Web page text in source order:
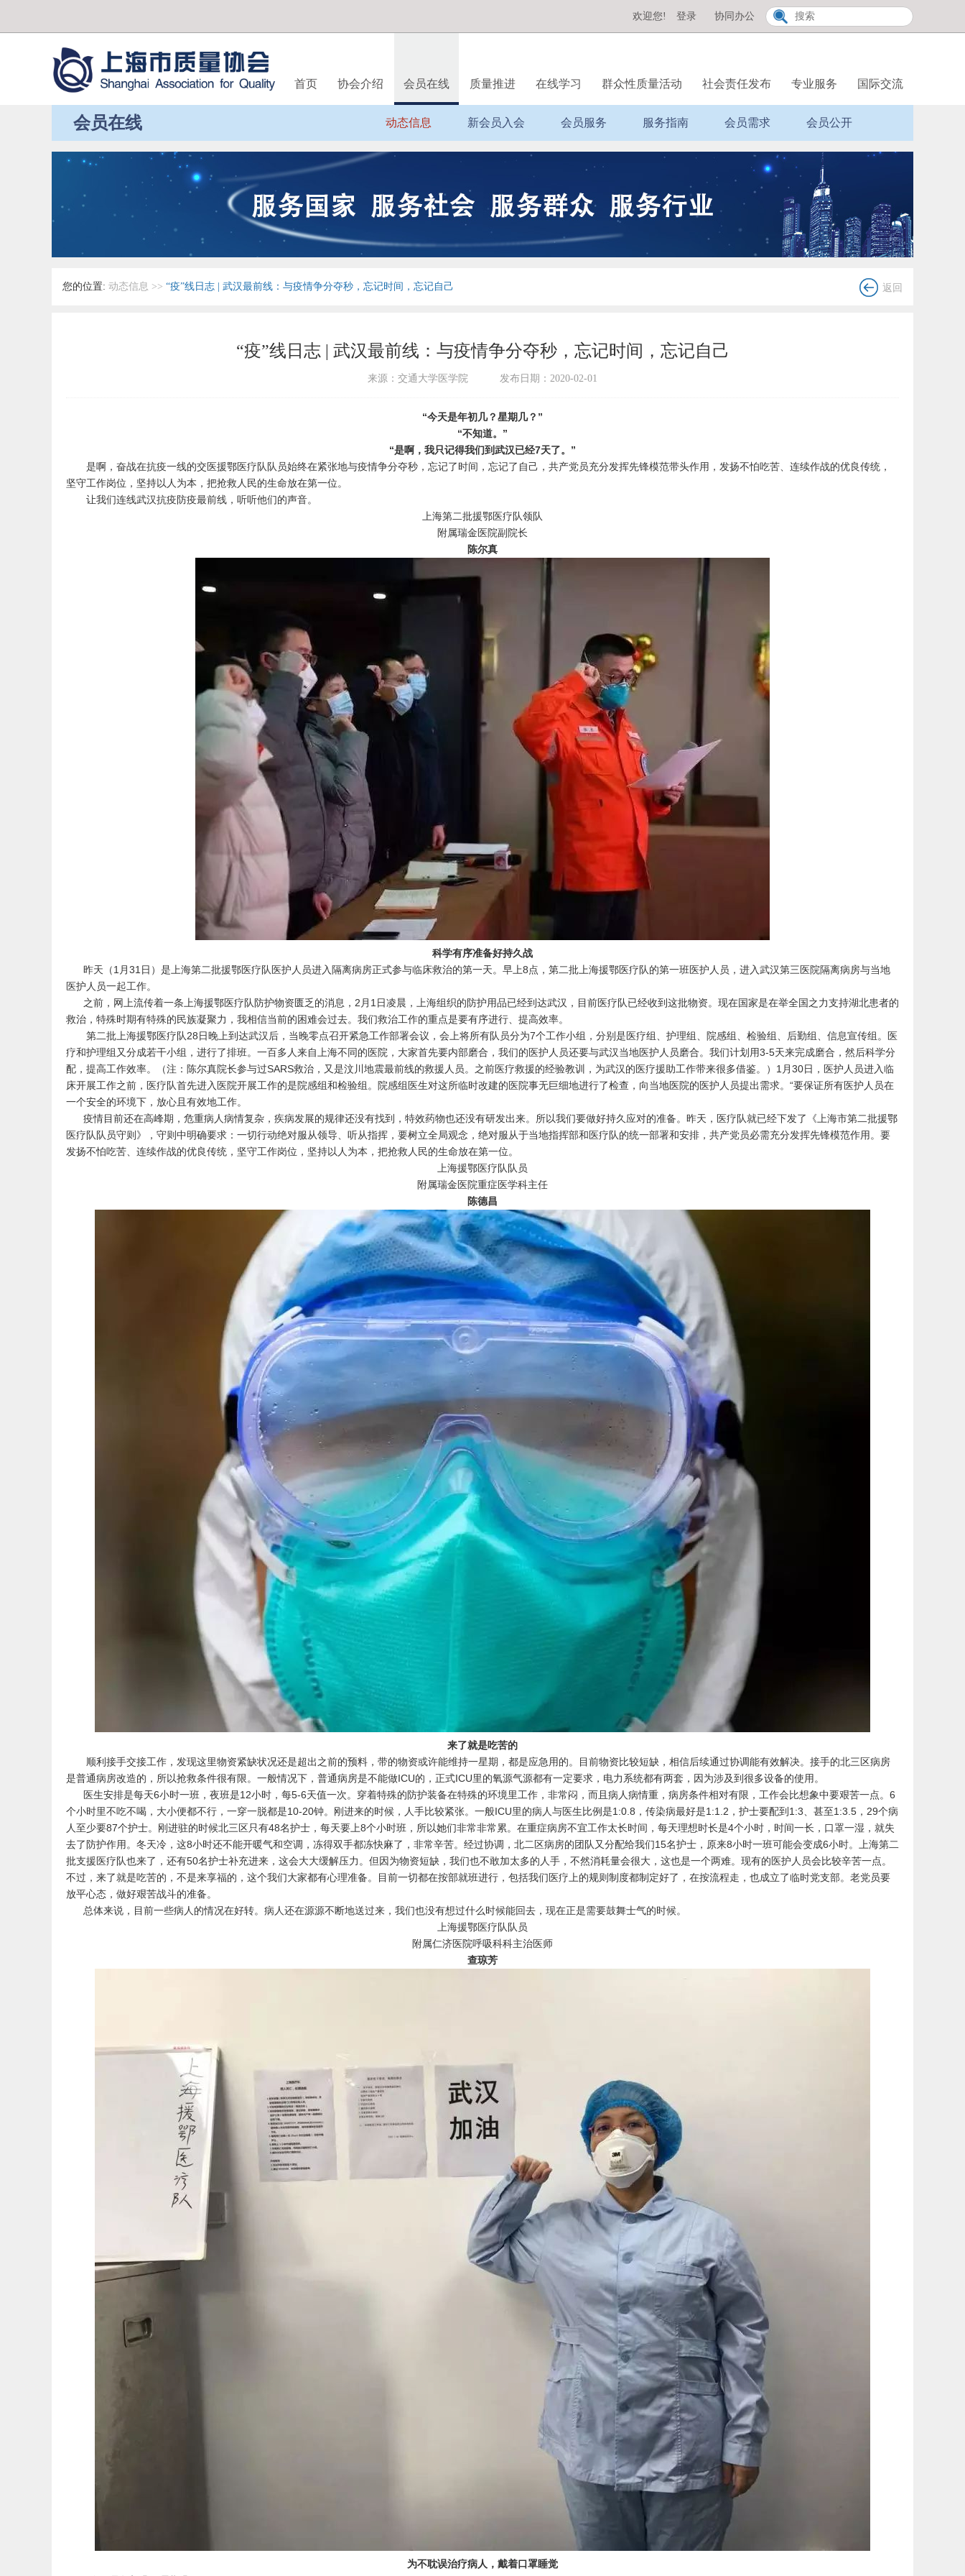
协同办公
欢迎您! 登录
首页 协会介绍 会员在线 质量推进 在线学习 群众性质量活动 社会责任发布 专业服务 国际交流
会员在线 动态信息 新会员入会 会员服务 服务指南 会员需求 会员公开
您的位置: 动态信息 >> “疫”线日志 | 武汉最前线：与疫情争分夺秒，忘记时间，忘记自己 返回
“疫”线日志 | 武汉最前线：与疫情争分夺秒，忘记时间，忘记自己
来源：交通大学医学院 发布日期：2020-02-01
“今天是年初几？星期几？”
“不知道。”
“是啊，我只记得我们到武汉已经7天了。”
是啊，奋战在抗疫一线的交医援鄂医疗队队员始终在紧张地与疫情争分夺秒，忘记了时间，忘记了自己，共产党员充分发挥先锋模范带头作用，发扬不怕吃苦、连续作战的优良传统，
坚守工作岗位，坚持以人为本，把抢救人民的生命放在第一位。
让我们连线武汉抗疫防疫最前线，听听他们的声音。
上海第二批援鄂医疗队领队
附属瑞金医院副院长
陈尔真
科学有序准备好持久战
昨天（1月31日）是上海第二批援鄂医疗队医护人员进入隔离病房正式参与临床救治的第一天。早上8点，第二批上海援鄂医疗队的第一班医护人员，进入武汉第三医院隔离病房与当地
医护人员一起工作。
之前，网上流传着一条上海援鄂医疗队防护物资匮乏的消息，2月1日凌晨，上海组织的防护用品已经到达武汉，目前医疗队已经收到这批物资。现在国家是在举全国之力支持湖北患者的
救治，特殊时期有特殊的民族凝聚力，我相信当前的困难会过去。我们救治工作的重点是要有序进行、提高效率。
第二批上海援鄂医疗队28日晚上到达武汉后，当晚零点召开紧急工作部署会议，会上将所有队员分为7个工作小组，分别是医疗组、护理组、院感组、检验组、后勤组、信息宣传组。医
疗和护理组又分成若干小组，进行了排班。一百多人来自上海不同的医院，大家首先要内部磨合，我们的医护人员还要与武汉当地医护人员磨合。我们计划用3-5天来完成磨合，然后科学分
配，提高工作效率。（注：陈尔真院长参与过SARS救治，又是汶川地震最前线的救援人员。之前医疗救援的经验教训，为武汉的医疗援助工作带来很多借鉴。）1月30日，医护人员进入临
床开展工作之前，医疗队首先进入医院开展工作的是院感组和检验组。院感组医生对这所临时改建的医院事无巨细地进行了检查，向当地医院的医护人员提出需求。“要保证所有医护人员在
一个安全的环境下，放心且有效地工作。
疫情目前还在高峰期，危重病人病情复杂，疾病发展的规律还没有找到，特效药物也还没有研发出来。所以我们要做好持久应对的准备。昨天，医疗队就已经下发了《上海市第二批援鄂
医疗队队员守则》，守则中明确要求：一切行动绝对服从领导、听从指挥，要树立全局观念，绝对服从于当地指挥部和医疗队的统一部署和安排，共产党员必需充分发挥先锋模范作用。要
发扬不怕吃苦、连续作战的优良传统，坚守工作岗位，坚持以人为本，把抢救人民的生命放在第一位。
上海援鄂医疗队队员
附属瑞金医院重症医学科主任
陈德昌
来了就是吃苦的
顺利接手交接工作，发现这里物资紧缺状况还是超出之前的预料，带的物资或许能维持一星期，都是应急用的。目前物资比较短缺，相信后续通过协调能有效解决。接手的北三区病房
是普通病房改造的，所以抢救条件很有限。一般情况下，普通病房是不能做ICU的，正式ICU里的氧源气源都有一定要求，电力系统都有两套，因为涉及到很多设备的使用。
医生安排是每天6小时一班，夜班是12小时，每5-6天值一次。穿着特殊的防护装备在特殊的环境里工作，非常闷，而且病人病情重，病房条件相对有限，工作会比想象中要艰苦一点。6
个小时里不吃不喝，大小便都不行，一穿一脱都是10-20钟。刚进来的时候，人手比较紧张。一般ICU里的病人与医生比例是1:0.8，传染病最好是1:1.2，护士要配到1:3、甚至1:3.5，29个病
人至少要87个护士。刚进驻的时候北三区只有48名护士，每天要上8个小时班，所以她们非常非常累。在重症病房不宜工作太长时间，每天理想时长是4个小时，时间一长，口罩一湿，就失
去了防护作用。冬天冷，这8小时还不能开暖气和空调，冻得双手都冻快麻了，非常辛苦。经过协调，北二区病房的团队又分配给我们15名护士，原来8小时一班可能会变成6小时。上海第二
批支援医疗队也来了，还有50名护士补充进来，这会大大缓解压力。但因为物资短缺，我们也不敢加太多的人手，不然消耗量会很大，这也是一个两难。现有的医护人员会比较辛苦一点。
不过，来了就是吃苦的，不是来享福的，这个我们大家都有心理准备。目前一切都在按部就班进行，包括我们医疗上的规则制度都制定好了，在按流程走，也成立了临时党支部。老党员要
放平心态，做好艰苦战斗的准备。
总体来说，目前一些病人的情况在好转。病人还在源源不断地送过来，我们也没有想过什么时候能回去，现在正是需要鼓舞士气的时候。
上海援鄂医疗队队员
附属仁济医院呼吸科科主治医师
查琼芳
为不耽误治疗病人，戴着口罩睡觉